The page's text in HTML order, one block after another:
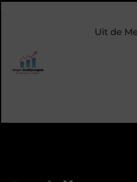
Molenschot:
Uit de